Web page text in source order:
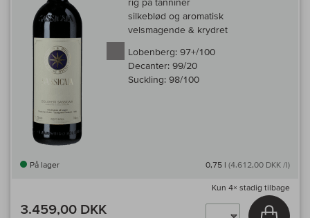
silkeblød og aromatisk
velsmagende & krydret
Lobenberg: 97+/100
Decanter: 99/20
Suckling: 98/100
På lager 0,75 l (4.612,00 DKK /l)
Kun 4× stadig tilbage
3.459,00 DKK Læg i